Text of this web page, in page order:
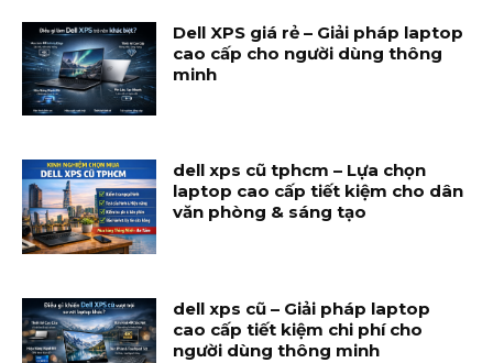
Dell XPS giá rẻ – Giải pháp laptop
cao cấp cho người dùng thông
minh
dell xps cũ tphcm – Lựa chọn
laptop cao cấp tiết kiệm cho dân
văn phòng & sáng tạo
dell xps cũ – Giải pháp laptop
cao cấp tiết kiệm chi phí cho
người dùng thông minh